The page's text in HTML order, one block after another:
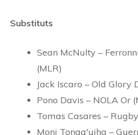
Substituts
Sean McNulty –
(MLR)
Jack Iscaro – Old Glory
Pono Davis – NOLA Or
Tomas Casares –
Moni Tonga'uiha –